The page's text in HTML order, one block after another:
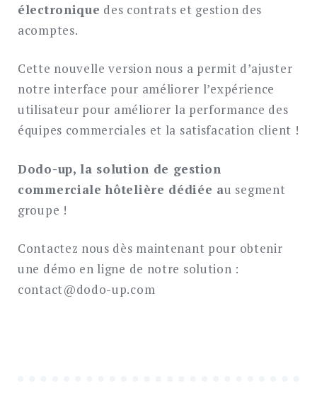
électronique des contrats et gestion des
acomptes.
Cette nouvelle version nous a permit d’ajuster
notre interface pour améliorer l’expérience
utilisateur pour améliorer la performance des
équipes commerciales et la satisfacation client !
Dodo-up, la solution de gestion
commerciale hôtelière dédiée au segment
groupe !
Contactez nous dès maintenant pour obtenir
une démo en ligne de notre solution :
contact@dodo-up.com